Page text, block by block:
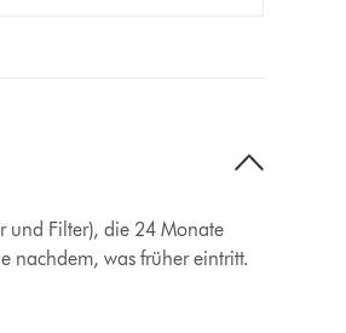
und Filter), die 24 Monate
nachdem, was früher eintritt.